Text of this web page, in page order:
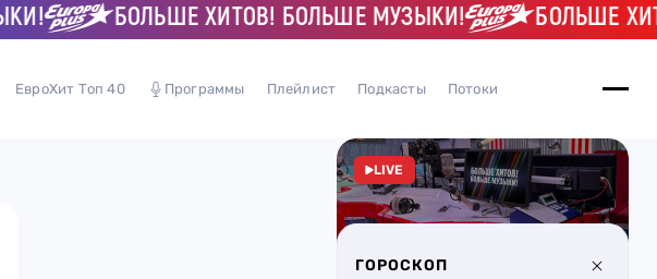
БОЛЬШЕ ХИТОВ! БОЛЬШЕ МУЗЫКИ! БОЛЬШЕ
ЕвроХит Топ 40 Программы Плейлист Подкасты Потоки
LIVE
ГОРОСКОП